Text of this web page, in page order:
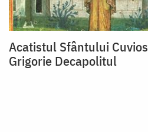
Acatistul Sfântului Cuvios
Grigorie Decapolitul